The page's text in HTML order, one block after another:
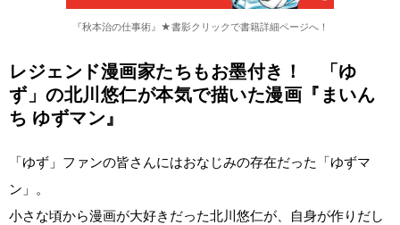
『秋本治の仕事術』★書影クリックで書籍詳細ページへ！
レジェンド漫画家たちもお墨付き！ 「ゆ
ず」の北川悠仁が本気で描いた漫画『まいん
ち ゆずマン』
「ゆず」ファンの皆さんにはおなじみの存在だった「ゆずマ
ン」。
小さな頃から漫画が大好きだった北川悠仁が、自身が作りだし